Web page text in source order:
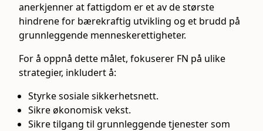
anerkjenner at fattigdom er et av de største
hindrene for bærekraftig utvikling og et brudd på
grunnleggende menneskerettigheter.
For å oppnå dette målet, fokuserer FN på ulike
strategier, inkludert å:
Styrke sosiale sikkerhetsnett.
Sikre økonomisk vekst.
Sikre tilgang til grunnleggende tjenester som